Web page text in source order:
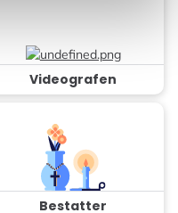
Videografen
Bestatter